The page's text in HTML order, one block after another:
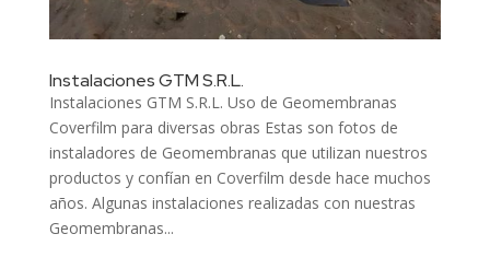
Instalaciones GTM S.R.L.
Instalaciones GTM S.R.L. Uso de Geomembranas
Coverfilm para diversas obras Estas son fotos de
instaladores de Geomembranas que utilizan nuestros
productos y confían en Coverfilm desde hace muchos
años. Algunas instalaciones realizadas con nuestras
Geomembranas...